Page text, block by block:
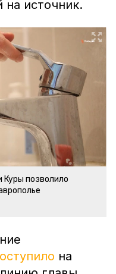
на источник.
Куры позволило
на